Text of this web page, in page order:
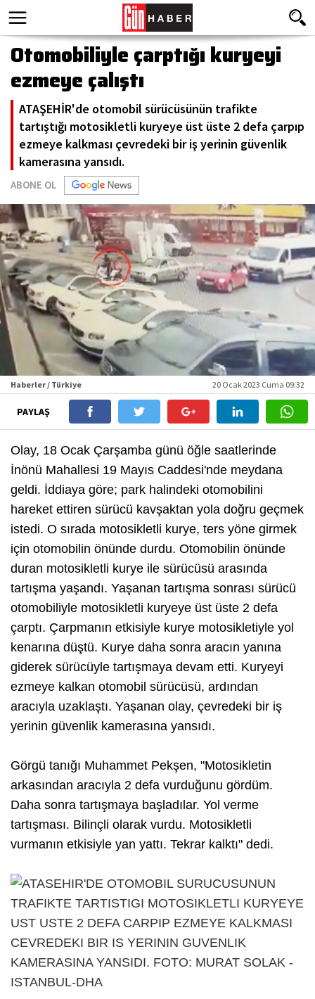
Otomobiliyle çarptığı kuryeyi
ezmeye çalıştı
ATAŞEHİR'de otomobil sürücüsünün trafikte
tartıştığı motosikletli kuryeye üst üste 2 defa çarpıp
ezmeye kalkması çevredeki bir iş yerinin güvenlik
kamerasına yansıdı.
ABONE OL
Haberler / Türkiye 20 Ocak 2023 Cuma 09:32
PAYLAŞ
Olay, 18 Ocak Çarşamba günü öğle saatlerinde
İnönü Mahallesi 19 Mayıs Caddesi'nde meydana
geldi. İddiaya göre; park halindeki otomobilini
hareket ettiren sürücü kavşaktan yola doğru geçmek
istedi. O sırada motosikletli kurye, ters yöne girmek
için otomobilin önünde durdu. Otomobilin önünde
duran motosikletli kurye ile sürücüsü arasında
tartışma yaşandı. Yaşanan tartışma sonrası sürücü
otomobiliyle motosikletli kuryeye üst üste 2 defa
çarptı. Çarpmanın etkisiyle kurye motosikletiyle yol
kenarına düştü. Kurye daha sonra aracın yanına
giderek sürücüyle tartışmaya devam etti. Kuryeyi
ezmeye kalkan otomobil sürücüsü, ardından
aracıyla uzaklaştı. Yaşanan olay, çevredeki bir iş
yerinin güvenlik kamerasına yansıdı.
Görgü tanığı Muhammet Pekşen, "Motosikletin
arkasından aracıyla 2 defa vurduğunu gördüm.
Daha sonra tartışmaya başladılar. Yol verme
tartışması. Bilinçli olarak vurdu. Motosikletli
vurmanın etkisiyle yan yattı. Tekrar kalktı" dedi.